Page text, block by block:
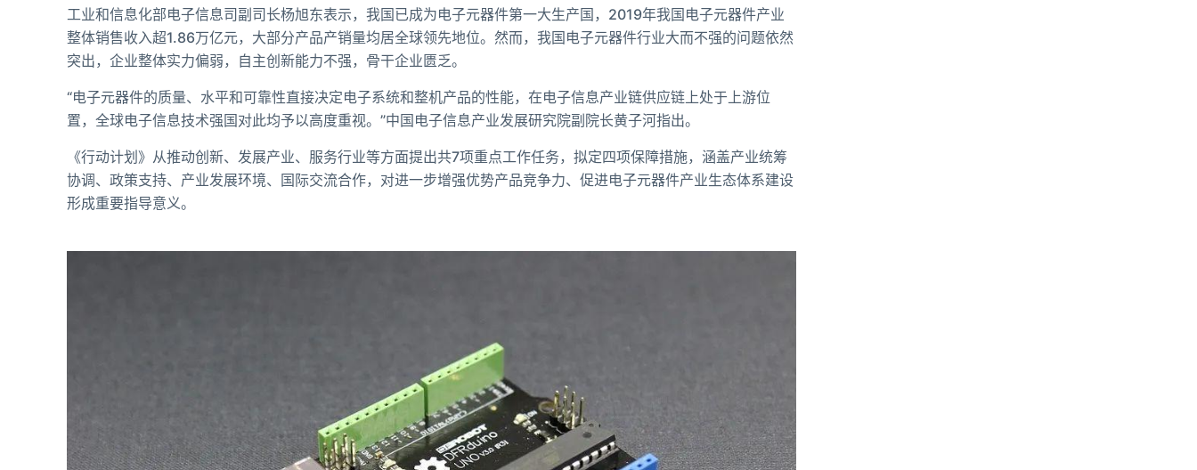
工业和信息化部电子信息司副司长杨旭东表示，我国已成为电子元器件第一大生产国，2019年我国电子元器件产业
整体销售收入超1.86万亿元，大部分产品产销量均居全球领先地位。然而，我国电子元器件行业大而不强的问题依然
突出，企业整体实力偏弱，自主创新能力不强，骨干企业匮乏。
“电子元器件的质量、水平和可靠性直接决定电子系统和整机产品的性能，在电子信息产业链供应链上处于上游位
置，全球电子信息技术强国对此均予以高度重视。”中国电子信息产业发展研究院副院长黄子河指出。
《行动计划》从推动创新、发展产业、服务行业等方面提出共7项重点工作任务，拟定四项保障措施，涵盖产业统筹
协调、政策支持、产业发展环境、国际交流合作，对进一步增强优势产品竞争力、促进电子元器件产业生态体系建设
形成重要指导意义。